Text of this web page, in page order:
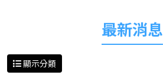
最新消息
顯示分類